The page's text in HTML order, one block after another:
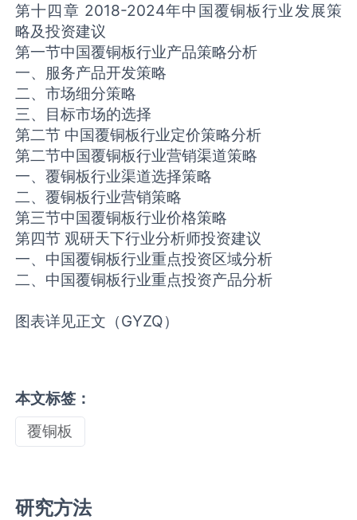
第十四章 2018-2024年中国覆铜板行业发展策
略及投资建议
第一节中国覆铜板行业产品策略分析
一、服务产品开发策略
二、市场细分策略
三、目标市场的选择
第二节 中国覆铜板行业定价策略分析
第二节中国覆铜板行业营销渠道策略
一、覆铜板行业渠道选择策略
二、覆铜板行业营销策略
第三节中国覆铜板行业价格策略
第四节 观研天下行业分析师投资建议
一、中国覆铜板行业重点投资区域分析
二、中国覆铜板行业重点投资产品分析
图表详见正文（GYZQ）
本文标签：
覆铜板
研究方法